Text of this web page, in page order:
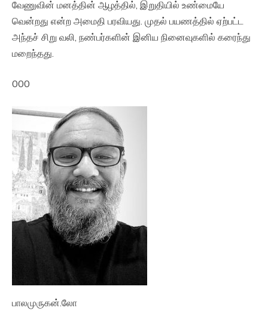
வேணுவின் மனத்தின் ஆழத்தில், இறுதியில் உண்மையே
வென்றது என்ற அமைதி பரவியது. முதல் பயணத்தில் ஏற்பட்ட
அந்தச் சிறு வலி, நண்பர்களின் இனிய நினைவுகளில் கரைந்து
மறைந்தது.
000
பாலமுருகன்.லோ